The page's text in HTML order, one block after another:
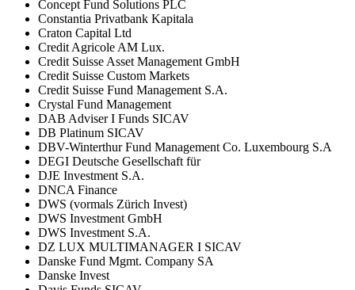
Concept Fund Solutions PLC
Constantia Privatbank Kapitala
Craton Capital Ltd
Credit Agricole AM Lux.
Credit Suisse Asset Management GmbH
Credit Suisse Custom Markets
Credit Suisse Fund Management S.A.
Crystal Fund Management
DAB Adviser I Funds SICAV
DB Platinum SICAV
DBV-Winterthur Fund Management Co. Luxembourg S.A
DEGI Deutsche Gesellschaft für
DJE Investment S.A.
DNCA Finance
DWS (vormals Zürich Invest)
DWS Investment GmbH
DWS Investment S.A.
DZ LUX MULTIMANAGER I SICAV
Danske Fund Mgmt. Company SA
Danske Invest